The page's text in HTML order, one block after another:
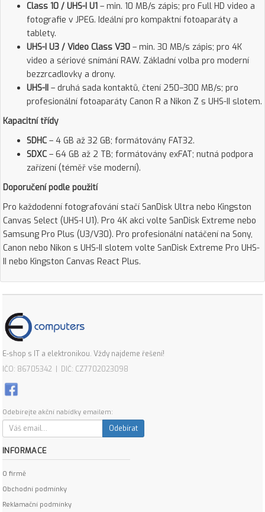
Class 10 / UHS-I U1 – min. 10 MB/s zápis; pro Full HD video a
fotografie v JPEG. Ideální pro kompaktní fotoaparáty a
tablety.
UHS-I U3 / Video Class V30 – min. 30 MB/s zápis; pro 4K
video a sériové snímání RAW. Základní volba pro moderní
bezzrcadlovky a drony.
UHS-II – druhá sada kontaktů, čtení 250–300 MB/s; pro
profesionální fotoaparáty Canon R a Nikon Z s UHS-II slotem.
Kapacitní třídy
SDHC – 4 GB až 32 GB; formátovány FAT32.
SDXC – 64 GB až 2 TB; formátovány exFAT; nutná podpora
zařízení (téměř vše moderní).
Doporučení podle použití
Pro každodenní fotografování stačí SanDisk Ultra nebo Kingston
Canvas Select (UHS-I U1). Pro 4K akci volte SanDisk Extreme nebo
Samsung Pro Plus (U3/V30). Pro profesionální natáčení na Sony,
Canon nebo Nikon s UHS-II slotem volte SanDisk Extreme Pro UHS-
II nebo Kingston Canvas React Plus.
E-shop s IT a elektronikou. Vždy najdeme řešení!
IČO: 86705342 | DIČ: CZ7702023098
Odebírejte akční nabídky emailem:
Odebírat
INFORMACE
O firmě
Obchodní podmínky
Reklamační podmínky